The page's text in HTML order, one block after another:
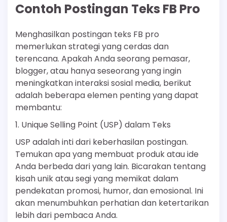
Contoh Postingan Teks FB Pro
Menghasilkan postingan teks FB pro
memerlukan strategi yang cerdas dan
terencana. Apakah Anda seorang pemasar,
blogger, atau hanya seseorang yang ingin
meningkatkan interaksi sosial media, berikut
adalah beberapa elemen penting yang dapat
membantu:
1. Unique Selling Point (USP) dalam Teks
USP adalah inti dari keberhasilan postingan.
Temukan apa yang membuat produk atau ide
Anda berbeda dari yang lain. Bicarakan tentang
kisah unik atau segi yang memikat dalam
pendekatan promosi, humor, dan emosional. Ini
akan menumbuhkan perhatian dan ketertarikan
lebih dari pembaca Anda.